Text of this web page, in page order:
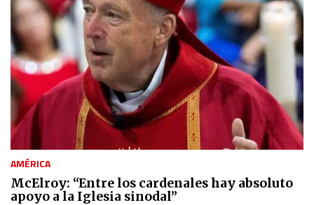
AMÉRICA
McElroy: “Entre los cardenales hay absoluto
apoyo a la Iglesia sinodal”